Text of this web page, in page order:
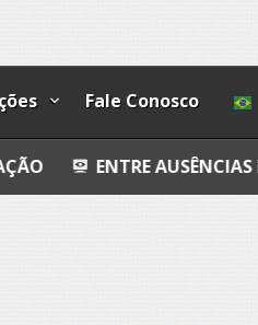
Fale Conosco
AUSÊNCIAS E RETORNOS